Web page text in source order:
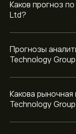
Каков прогноз
Ltd?
Прогнозы
Technology
Какова рыночная
Technology